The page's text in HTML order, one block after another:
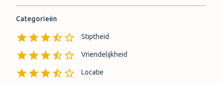
Categorieën
Stiptheid
Vriendelijkheid
Locatie